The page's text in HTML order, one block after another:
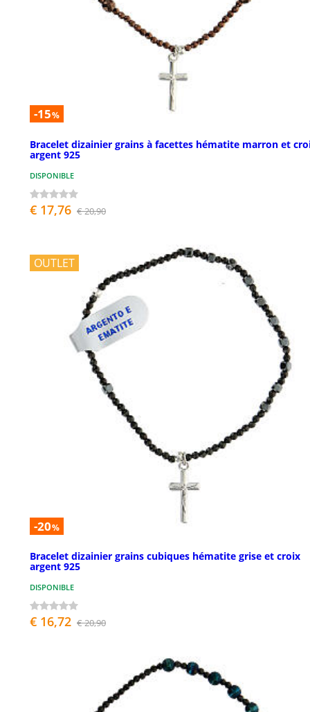
-15%
Bracelet dizainier grains à facettes hématite marron et
argent 925
DISPONIBLE
€ 17,76 € 20,90
OUTLET
-20%
Bracelet dizainier grains cubiques hématite grise et croix
argent 925
DISPONIBLE
€ 16,72 € 20,90